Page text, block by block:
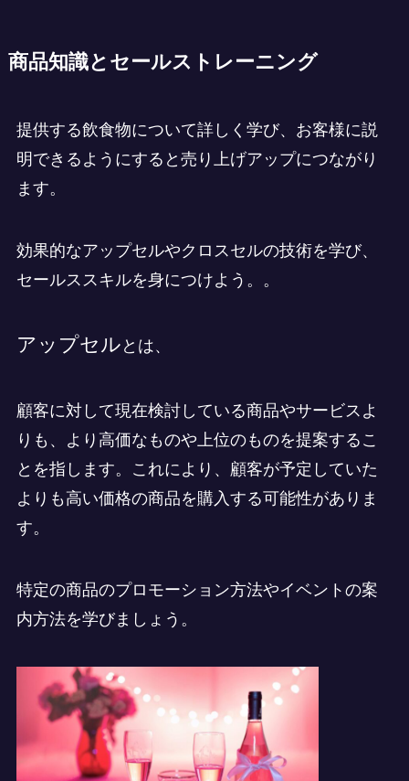
商品知識とセールストレーニング
提供する飲食物について詳しく学び、お客様に説
明できるようにすると売り上げアップにつながり
ます。
効果的なアップセルやクロスセルの技術を学び、
セールススキルを身につけよう。。
アップセル とは、
顧客に対して現在検討している商品やサービスよ
りも、より高価なものや上位のものを提案するこ
とを指します。これにより、顧客が予定していた
よりも高い価格の商品を購入する可能性がありま
す。
特定の商品のプロモーション方法やイベントの案
内方法を学びましょう。